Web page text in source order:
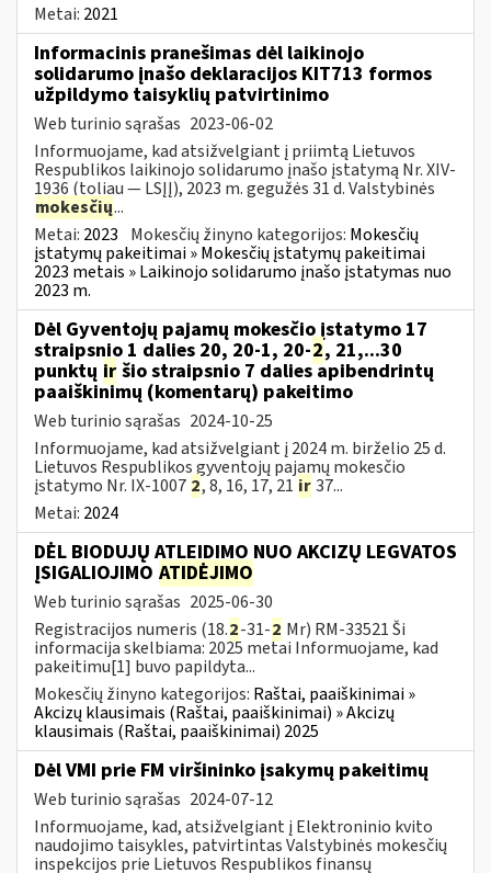
Metai: 2021
Informacinis pranešimas dėl laikinojo
solidarumo įnašo deklaracijos KIT713 formos
užpildymo taisyklių patvirtinimo
Web turinio sąrašas 2023-06-02
Informuojame, kad atsižvelgiant į priimtą Lietuvos
Respublikos laikinojo solidarumo įnašo įstatymą Nr. XIV-
1936 (toliau — LSĮĮ), 2023 m. gegužės 31 d. Valstybinės
mokesčių...
Metai: 2023 Mokesčių žinyno kategorijos: Mokesčių
įstatymų pakeitimai » Mokesčių įstatymų pakeitimai
2023 metais » Laikinojo solidarumo įnašo įstatymas nuo
2023 m.
Dėl Gyventojų pajamų mokesčio įstatymo 17
straipsnio 1 dalies 20, 20-1, 20-2, 21,...30
punktų ir šio straipsnio 7 dalies apibendrintų
paaiškinimų (komentarų) pakeitimo
Web turinio sąrašas 2024-10-25
Informuojame, kad atsižvelgiant į 2024 m. birželio 25 d.
Lietuvos Respublikos gyventojų pajamų mokesčio
įstatymo Nr. IX-1007 2, 8, 16, 17, 21 ir37...
Metai: 2024
DĖL BIODUJŲ ATLEIDIMO NUO AKCIZŲ LEGVATOS
ĮSIGALIOJIMO ATIDĖJIMO
Web turinio sąrašas 2025-06-30
Registracijos numeris (18.2-31-2 Mr) RM-33521 Ši
informacija skelbiama: 2025 metai Informuojame, kad
pakeitimu[1] buvo papildyta...
Mokesčių žinyno kategorijos: Raštai, paaiškinimai »
Akcizų klausimais (Raštai, paaiškinimai) » Akcizų
klausimais (Raštai, paaiškinimai) 2025
Dėl VMI prie FM viršininko įsakymų pakeitimų
Web turinio sąrašas 2024-07-12
Informuojame, kad, atsižvelgiant į Elektroninio kvito
naudojimo taisykles, patvirtintas Valstybinės mokesčių
inspekcijos prie Lietuvos Respublikos finansų